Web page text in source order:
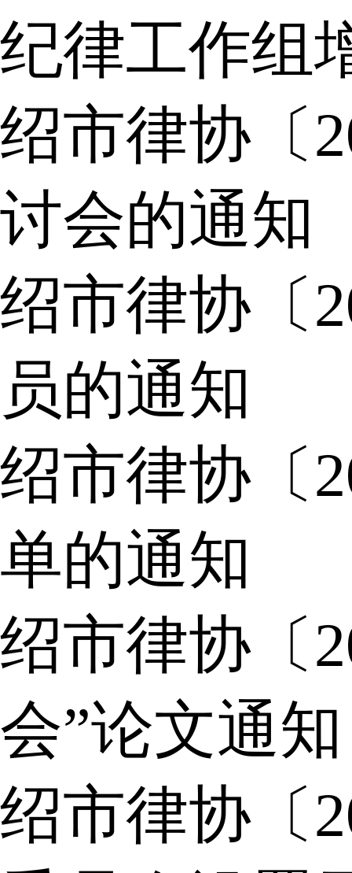
纪律工作组
绍市律协〔
讨会的通知
绍市律协〔
员的通知
绍市律协〔
单的通知
绍市律协〔
会”论文通知
绍市律协〔